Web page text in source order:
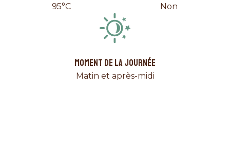
95°C Non
MOMENT DE LA JOURNÉE
Matin et après-midi